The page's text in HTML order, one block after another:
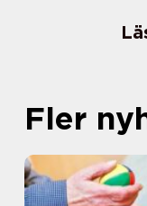
Fler